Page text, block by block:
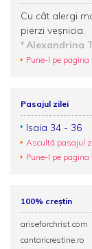
Cu cât alergi
pierzi veșnicia.
Alexandrina
Pune-l pe pagina
Pasajul zilei
Isaia 34 - 36
Ascultă pasajul
Pune-l pe pagina
100% creștin
ariseforchrist.com
cantaricrestine.ro